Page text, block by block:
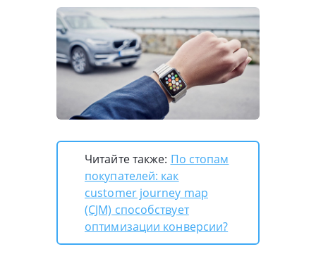
Читайте также: По стопам
покупателей: как
customer journey map
(CJM) способствует
оптимизации конверсии?